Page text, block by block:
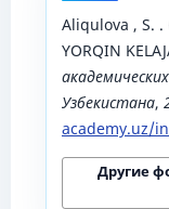
Aliqulova , S. .
YORQIN
Узбекистана,
academy.uz/
Другие